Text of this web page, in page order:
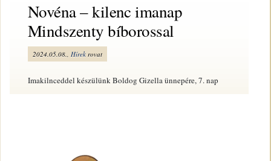
Novéna – kilenc imanap
Mindszenty bíborossal
2024.05.08., Hírek rovat
Imakilnceddel készülünk Boldog Gizella ünnepére, 7. nap